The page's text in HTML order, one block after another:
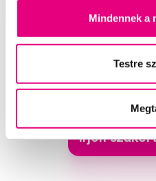
Mindennek a
Testre
Írjon